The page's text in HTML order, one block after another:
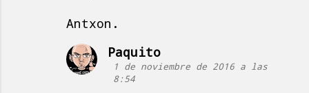
Antxon.
Paquito
1 de noviembre de 2016 a las
8:54